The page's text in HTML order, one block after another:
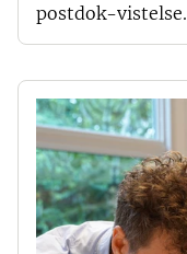
postdok-vistelse.